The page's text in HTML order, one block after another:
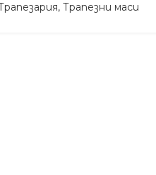
, Трапезни маси